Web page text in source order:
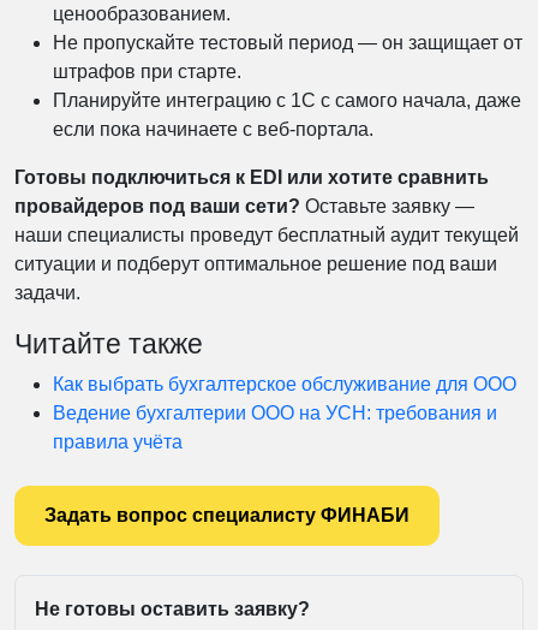
ценообразованием.
Не пропускайте тестовый период — он защищает от
штрафов при старте.
Планируйте интеграцию с 1С с самого начала, даже
если пока начинаете с веб-портала.
Готовы подключиться к EDI или хотите сравнить
провайдеров под ваши сети? Оставьте заявку —
наши специалисты проведут бесплатный аудит текущей
ситуации и подберут оптимальное решение под ваши
задачи.
Читайте также
Как выбрать бухгалтерское обслуживание для ООО
Ведение бухгалтерии ООО на УСН: требования и
правила учёта
Задать вопрос специалисту ФИНАБИ
Не готовы оставить заявку?